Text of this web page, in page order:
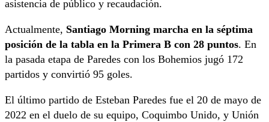
asistencia de público y recaudación.
Actualmente, Santiago Morning marcha en la séptima
posición de la tabla en la Primera B con 28 puntos. En
la pasada etapa de Paredes con los Bohemios jugó 172
partidos y convirtió 95 goles.
El último partido de Esteban Paredes fue el 20 de mayo de
2022 en el duelo de su equipo, Coquimbo Unido, y Unión